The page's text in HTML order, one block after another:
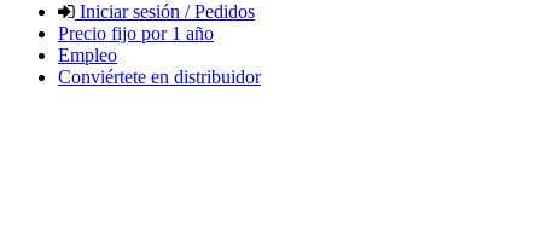
Iniciar sesión / Pedidos
Precio fijo por 1 año
Empleo
Conviértete en distribuidor